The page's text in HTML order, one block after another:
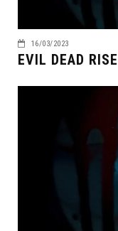
16/03/2023
EVIL DEAD